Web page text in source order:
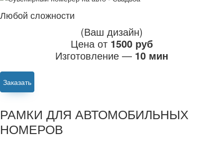
Любой сложности
(Ваш дизайн)
Цена от 1500 руб
Изготовление — 10 мин
Заказать
РАМКИ ДЛЯ АВТОМОБИЛЬНЫХ
НОМЕРОВ